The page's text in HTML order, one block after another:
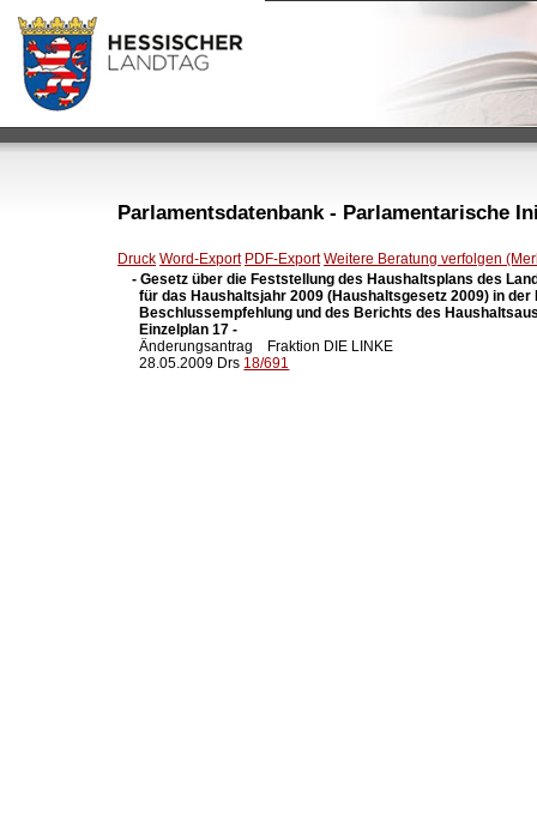
Parlamentsdatenbank - Parlamentarische
Druck Word-Export PDF-Export Weitere Beratung verfolgen
- Gesetz über die Feststellung des Haushaltsplans des
für das Haushaltsjahr 2009 (Haushaltsgesetz 2009) in
Beschlussempfehlung und des Berichts des
  Einzelplan 17 -
Änderungsantrag    Fraktion DIE LINKE
  28.05.2009 Drs
18/691